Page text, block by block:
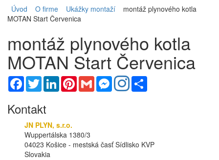
Úvod
O firme Ukážky montaží
montáž plynového kotla
MOTAN Start Červenica
montáž plynového kotla
MOTAN Start Červenica
Facebook
TwitterLinkedInPinterestGmail Messenger
Kontakt
JN PLYN, s.r.o.
Wuppertálska 1380/3
04023 Košice - mestská časť Sídlisko KVP
Slovakia